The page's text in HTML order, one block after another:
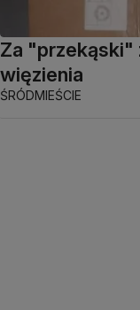
Za "przekąski"
więzienia
ŚRÓDMIEŚCIE